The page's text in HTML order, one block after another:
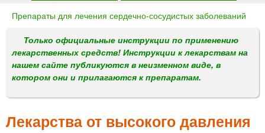
а
о
е
м
е
Вы
здесь
Препараты для лечения сердечно-сосудистых заболеваний
Только официальные инструкции по применению
лекарственных средств! Инструкции к лекарствам на
нашем сайте публикуются в неизменном виде, в
котором они и прилагаются к препаратам.
Лекарства от высокого давления